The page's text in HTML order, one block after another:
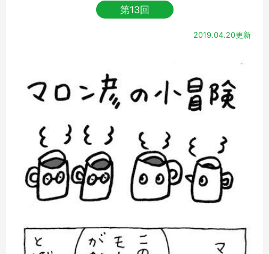
第13回
2019.04.20更新